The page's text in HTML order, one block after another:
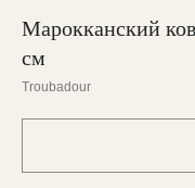
Марокканский
см
Troubadour